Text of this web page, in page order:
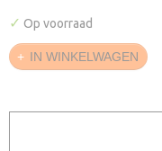
✓ Op voorraad
IN WINKELWAGEN